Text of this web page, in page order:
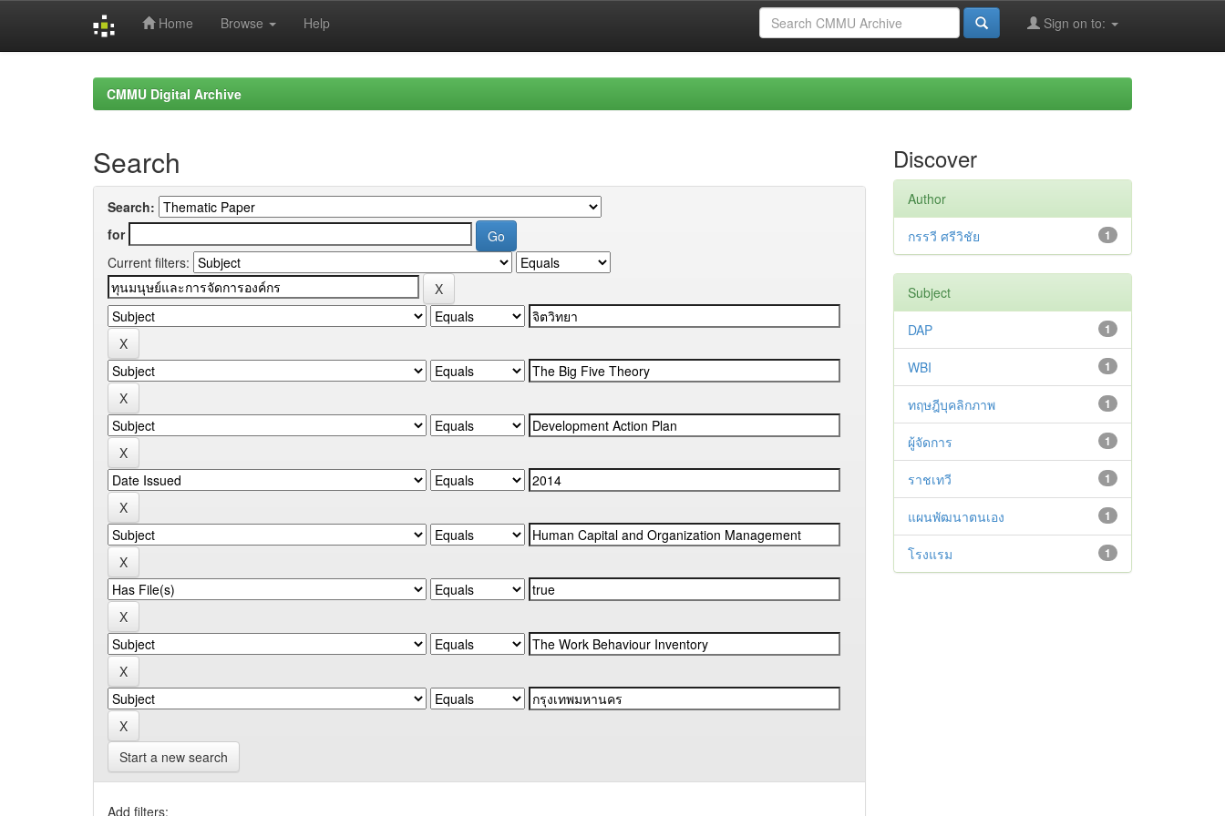
Home Browse Help Sign on to:
CMMU Digital Archive
Search
Search:
for
Current filters:
Start a new search
Add filters:
Discover
Author
1
กรรวี ศรีวิชัย
Subject
1
DAP
1
WBI
1
ทฤษฎีบุคลิกภาพ
1
ผู้จัดการ
1
ราชเทวี
1
แผนพัฒนาตนเอง
1
โรงแรม